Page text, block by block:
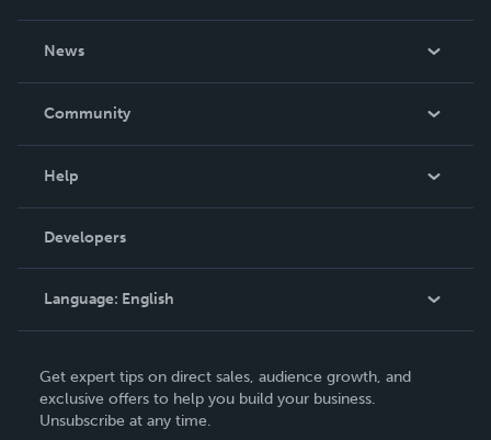
News
In The News
Community
Podcast
Help
Order Lookup
Knowledge Base
Contact Support
Developers
Language: English
Deutsch
Français
Get expert tips on direct sales, audience growth, and
exclusive offers to help you build your business.
Unsubscribe at any time.